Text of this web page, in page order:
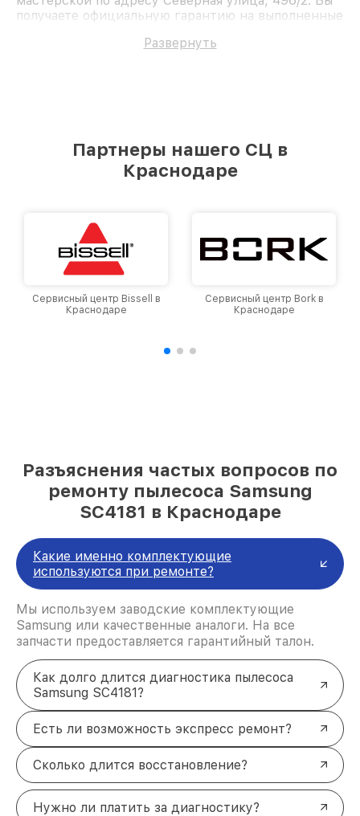
получаете официальную гарантию на выполненные
Развернуть
Партнеры нашего СЦ в
Краснодаре
Сервисный центр Bissell в
Краснодаре
Сервисный центр Bork в
Краснодаре
Разъяснения частых вопросов по
ремонту пылесоса Samsung
SC4181 в Краснодаре
Какие именно комплектующие
используются при ремонте?
Мы используем заводские комплектующие
Samsung или качественные аналоги. На все
запчасти предоставляется гарантийный талон.
Как долго длится диагностика пылесоса
Samsung SC4181?
Есть ли возможность экспресс ремонт?
Сколько длится восстановление?
Нужно ли платить за диагностику?